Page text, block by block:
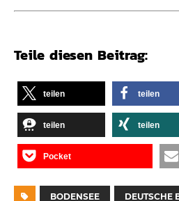
Teile diesen Beitrag:
teilen teilen
teilen teilen
Pocket
BODENSEE DEUTSCHE